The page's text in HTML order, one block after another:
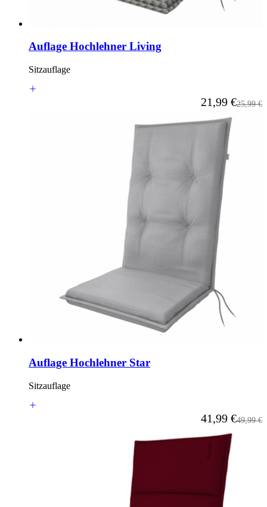
Auflage Hochlehner Living
Sitzauflage
Ab
21,99 €25,99 €
Auflage Hochlehner Star
Sitzauflage
Ab
41,99 €49,99 €